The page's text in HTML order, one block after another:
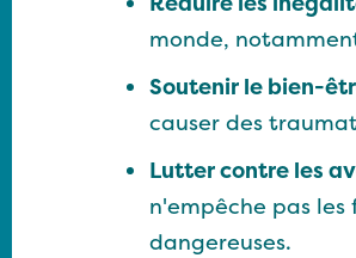
monde,
Soutenir le bien-
causer des
Lutter contre les
n'empêche pas les
dangereuses.